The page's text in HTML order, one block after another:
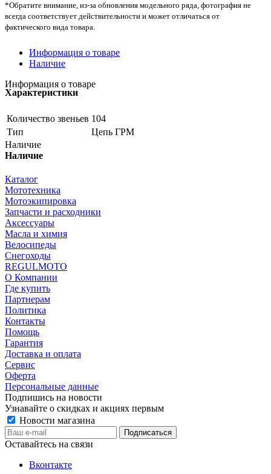
*Обратите внимание, из-за обновления модельного ряда, фотография не
всегда соответствует действительности и может отличаться от
фактического вида товара.
Информация о товаре
Наличие
Информация о товаре
Характеристики
Количество звеньев 104
Тип
Цепь ГРМ
Наличие
Наличие
Каталог
Мототехника
Мотоэкипировка
Запчасти и расходники
Аксессуары
Масла и химия
Велосипеды
Снегоходы
REGULMOTO
О Компании
Где купить
Партнерам
Политика
Контакты
Помощь
Гарантия
Доставка и оплата
Сервис
Оферта
Персональные данные
Подпишись на новости
Узнавайте о скидках и акциях первым
Новости магазина
Оставайтесь на связи
Вконтакте